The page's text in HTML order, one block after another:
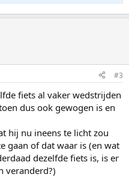
#3
fiets al vaker wedstrijden
dus ook gewogen is en
hij nu ineens te licht zou
gaan of dat waar is (en wat
dezelfde fiets is, is er
veranderd?)